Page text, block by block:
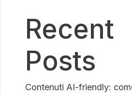
Recent
Posts
Contenuti AI-friendly: